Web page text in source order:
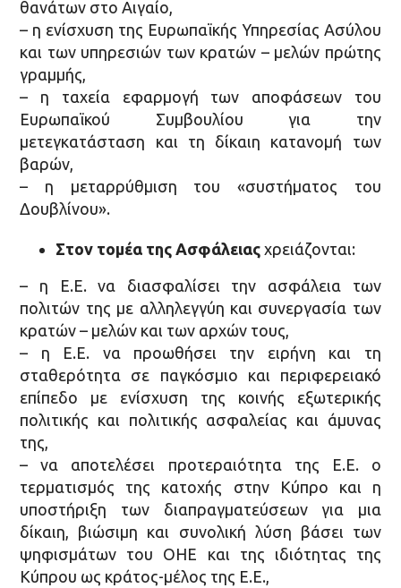
θανάτων στο Αιγαίο,
– η ενίσχυση της Ευρωπαϊκής Υπηρεσίας Ασύλου
και των υπηρεσιών των κρατών – μελών πρώτης
γραμμής,
– η ταχεία εφαρμογή των αποφάσεων του
Ευρωπαϊκού Συμβουλίου για την
μετεγκατάσταση και τη δίκαιη κατανομή των
βαρών,
– η μεταρρύθμιση του «συστήματος του
Δουβλίνου».
Στον τομέα της Ασφάλειας χρειάζονται:
– η Ε.Ε. να διασφαλίσει την ασφάλεια των
πολιτών της με αλληλεγγύη και συνεργασία των
κρατών – μελών και των αρχών τους,
– η Ε.Ε. να προωθήσει την ειρήνη και τη
σταθερότητα σε παγκόσμιο και περιφερειακό
επίπεδο με ενίσχυση της κοινής εξωτερικής
πολιτικής και πολιτικής ασφαλείας και άμυνας
της,
– να αποτελέσει προτεραιότητα της Ε.Ε. ο
τερματισμός της κατοχής στην Κύπρο και η
υποστήριξη των διαπραγματεύσεων για μια
δίκαιη, βιώσιμη και συνολική λύση βάσει των
ψηφισμάτων του ΟΗΕ και της ιδιότητας της
Κύπρου ως κράτος-μέλος της Ε.Ε.,